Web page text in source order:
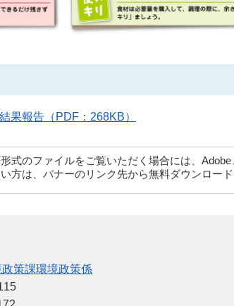
果報告（PDF：268KB）
式のファイルをご覧いただく場合には、
方は、バナーのリンク先から無料ダウンロード
策課環境政策係